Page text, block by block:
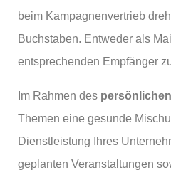
beim Kampagnenvertrieb
Buchstaben. Entweder als
entsprechenden Empfänger
Im Rahmen des
Themen eine gesunde
Dienstleistung Ihres
geplanten Veranstaltungen